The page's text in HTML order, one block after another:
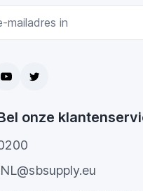
onze